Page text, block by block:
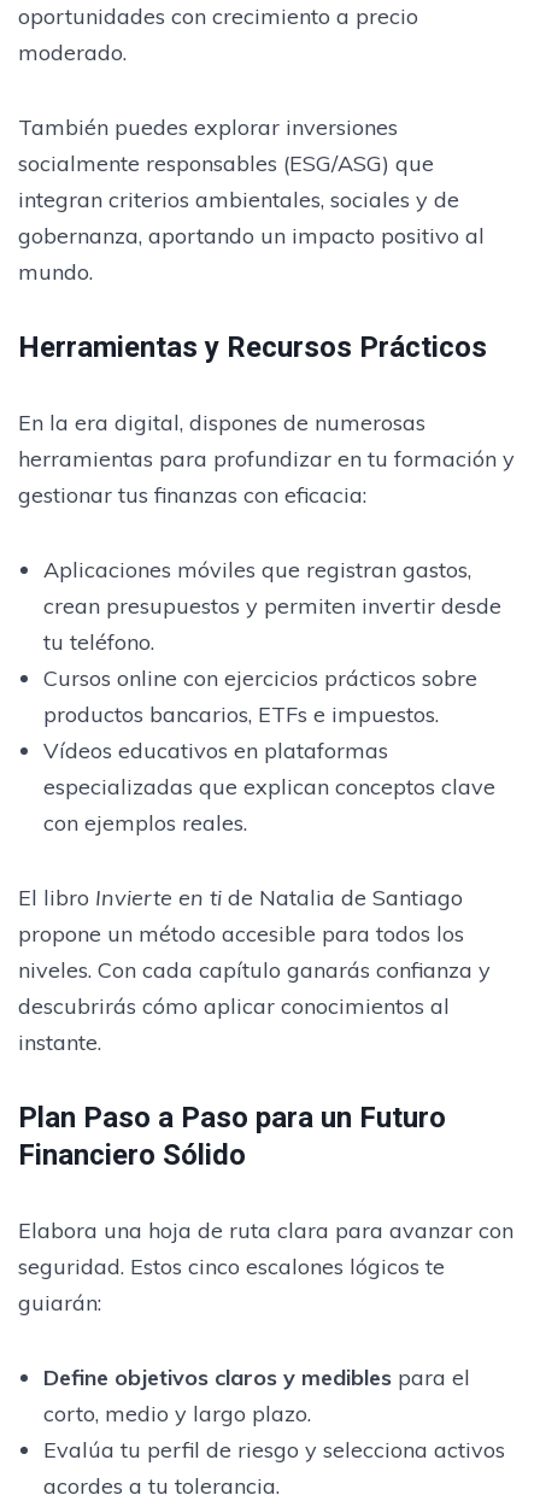
oportunidades con crecimiento a precio
moderado.
También puedes explorar inversiones
socialmente responsables (ESG/ASG) que
integran criterios ambientales, sociales y de
gobernanza, aportando un impacto positivo al
mundo.
Herramientas y Recursos Prácticos
En la era digital, dispones de numerosas
herramientas para profundizar en tu formación y
gestionar tus finanzas con eficacia:
Aplicaciones móviles que registran gastos,
crean presupuestos y permiten invertir desde
tu teléfono.
Cursos online con ejercicios prácticos sobre
productos bancarios, ETFs e impuestos.
Vídeos educativos en plataformas
especializadas que explican conceptos clave
con ejemplos reales.
El libro Invierte en ti de Natalia de Santiago
propone un método accesible para todos los
niveles. Con cada capítulo ganarás confianza y
descubrirás cómo aplicar conocimientos al
instante.
Plan Paso a Paso para un Futuro
Financiero Sólido
Elabora una hoja de ruta clara para avanzar con
seguridad. Estos cinco escalones lógicos te
guiarán:
Define objetivos claros y mediblespara el
corto, medio y largo plazo.
Evalúa tu perfil de riesgo y selecciona activos
acordes a tu tolerancia.